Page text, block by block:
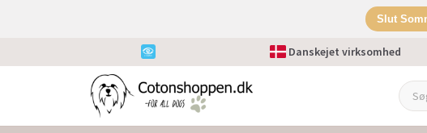
Slut
Danskejet virksomhed